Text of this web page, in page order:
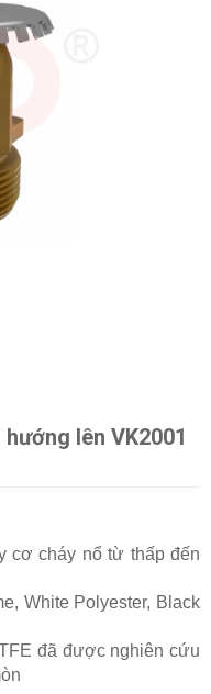
lên VK2001
cơ cháy nổ từ thấp đến
White Polyester, Black
đã được nghiên cứu